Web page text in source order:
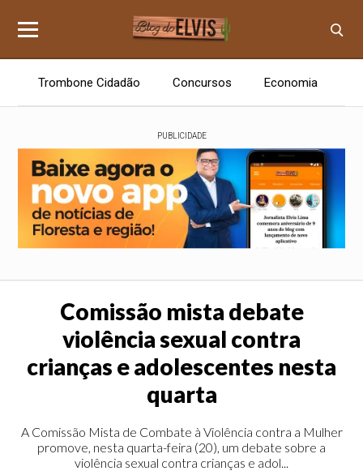
Trombone Cidadão Concursos Economia
PUBLICIDADE
Comissão mista debate
violência sexual contra
crianças e adolescentes nesta
quarta
A Comissão Mista de Combate à Violência contra a Mulher
promove, nesta quarta-feira (20), um debate sobre a
violência sexual contra crianças e adol...